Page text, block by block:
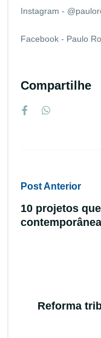
Instagram -
Facebook - Paulo
Compartilhe
Post Anterior
10 projetos
contemporânea
Reforma